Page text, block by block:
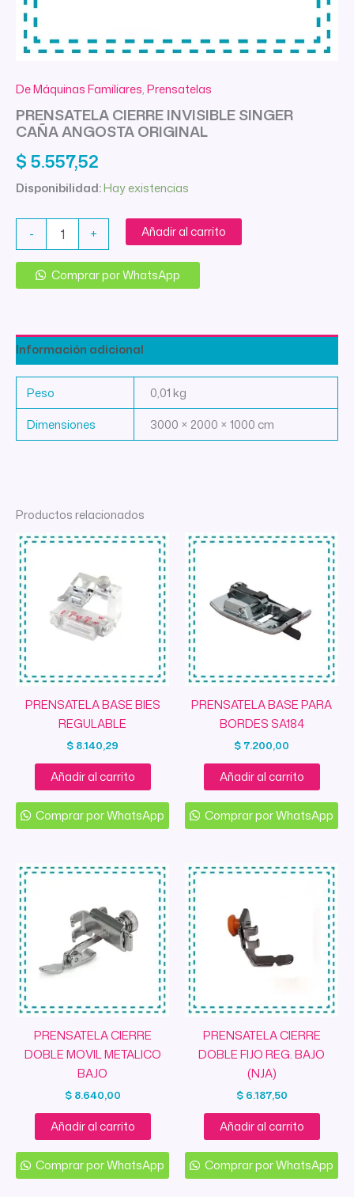
De Máquinas Familiares,Prensatelas
PRENSATELA CIERRE INVISIBLE SINGER
CAÑA ANGOSTA ORIGINAL
$5.557,52
Disponibilidad:Hay existencias
-
CIERRE
SINGER
CAÑA
cantidad
+ Añadir al carrito
Comprar por WhatsApp
Información adicional
Peso
0,01 kg
Dimensiones
3000 × 2000 × 1000 cm
Productos relacionados
PRENSATELA BASE BIES
REGULABLE
$ 8.140,29
Añadir al carrito
Comprar por WhatsApp
PRENSATELA BASE PARA
BORDES SA184
$ 7.200,00
Añadir al carrito
Comprar por WhatsApp
PRENSATELA CIERRE
DOBLE MOVIL METALICO
BAJO
$8.640,00
Añadir al carrito
Comprar por WhatsApp
PRENSATELA CIERRE
DOBLE FIJO REG. BAJO
(NJA)
$6.187,50
Añadir al carrito
Comprar por WhatsApp